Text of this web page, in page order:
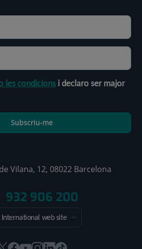
les condicions i declaro ser major
Subscriu-me
Vilana, 12, 08022 Barcelona
932 906 200
International web site
AquestAquestAquestAquest
AquestEnllaç